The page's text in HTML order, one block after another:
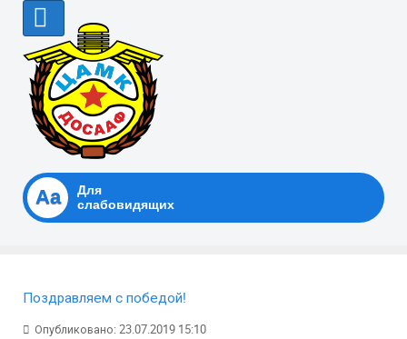
Аа
Для
слабовидящих
Поздравляем с победой!
Опубликовано: 23.07.2019 15:10